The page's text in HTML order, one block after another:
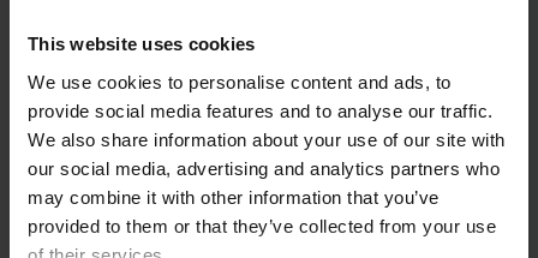
This website uses cookies
We use cookies to personalise content and ads, to
provide social media features and to analyse our traffic.
We also share information about your use of our site with
our social media, advertising and analytics partners who
may combine it with other information that you’ve
provided to them or that they’ve collected from your use